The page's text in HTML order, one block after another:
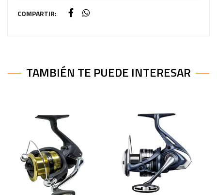
COMPARTIR:
TAMBIÉN TE PUEDE INTERESAR